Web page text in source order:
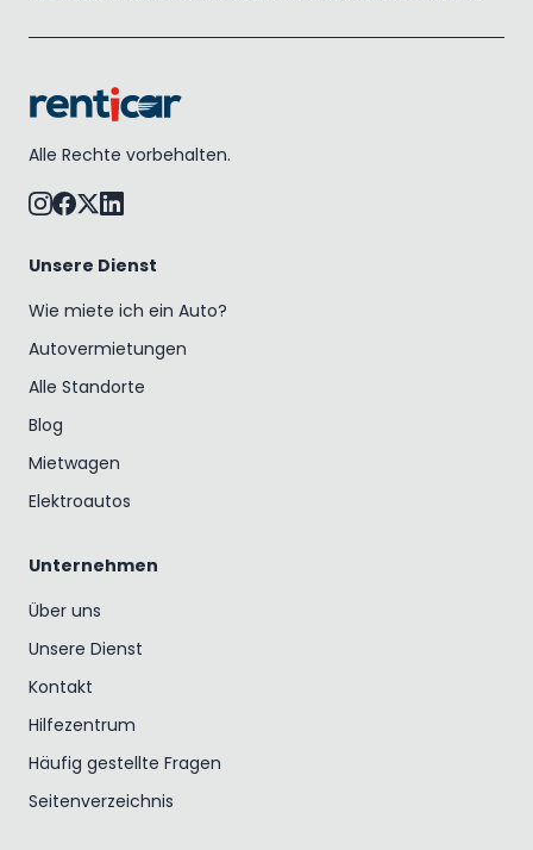
Alle Rechte vorbehalten.
Unsere Dienst
Wie miete ich ein Auto?
Autovermietungen
Alle Standorte
Blog
Mietwagen
Elektroautos
Unternehmen
Über uns
Unsere Dienst
Kontakt
Hilfezentrum
Häufig gestellte Fragen
Seitenverzeichnis